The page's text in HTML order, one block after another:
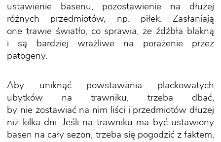
ustawienie basenu, pozostawienie na dłużej
różnych przedmiotów, np. piłek. Zasłaniają
one trawie światło, co sprawia, że źdźbła blakną
i są bardziej wrażliwe na porażenie przez
patogeny.
Aby uniknąć powstawania plackowatych
ubytków na trawniku, trzeba dbać,
by nie zostawiać na nim liści i przedmiotów dłużej
niż kilka dni. Jeśli na trawniku ma być ustawiony
basen na cały sezon, trzeba się pogodzić z faktem,